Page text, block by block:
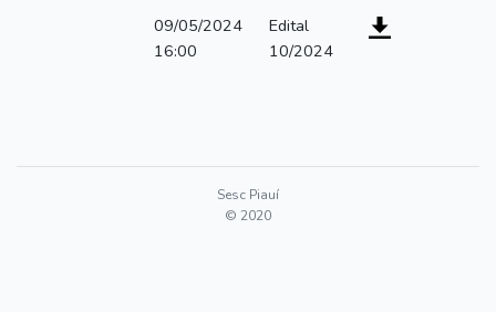
09/05/2024
16:00
Edital
10/2024
Sesc Piauí
© 2020